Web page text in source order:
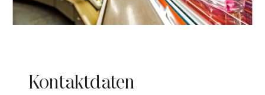
Kontaktdaten